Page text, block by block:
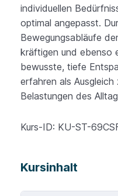
individuellen
optimal angepasst.
Bewegungsabläufe
kräftigen und ebenso
bewusste, tiefe
erfahren als
Belastungen des
Kurs-ID: KU-ST-
Kursinhalt